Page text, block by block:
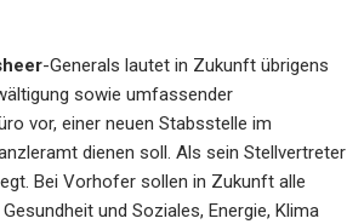
-Generals lautet in Zukunft übrigens
sowie umfassender
vor, einer neuen Stabsstelle im
dienen soll. Als sein Stellvertreter
Bei Vorhofer sollen in Zukunft alle
und Soziales, Energie, Klima